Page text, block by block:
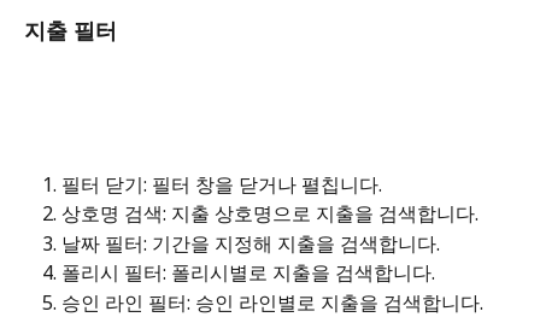
지출 필터
필터 닫기: 필터 창을 닫거나 펼칩니다.
상호명 검색: 지출 상호명으로 지출을 검색합니다.
날짜 필터: 기간을 지정해 지출을 검색합니다.
폴리시 필터: 폴리시별로 지출을 검색합니다.
승인 라인 필터: 승인 라인별로 지출을 검색합니다.